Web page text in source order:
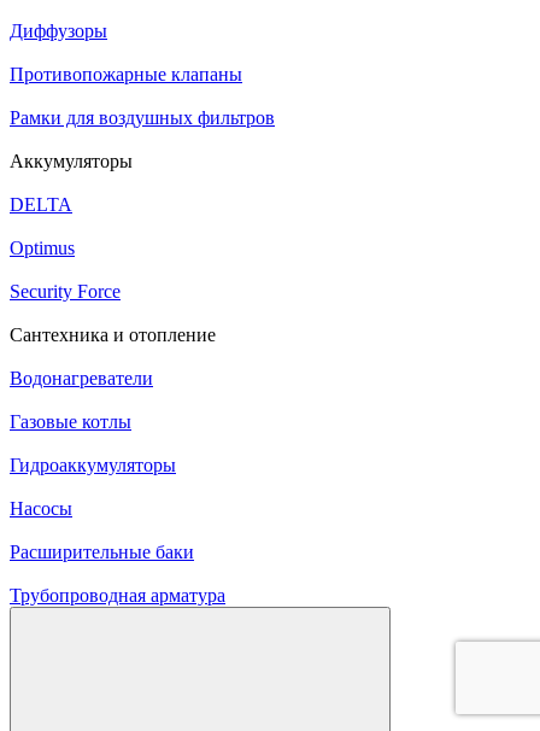
Диффузоры
Противопожарные клапаны
Рамки для воздушных фильтров
Аккумуляторы
DELTA
Optimus
Security Force
Сантехника и отопление
Водонагреватели
Газовые котлы
Гидроаккумуляторы
Насосы
Расширительные баки
Трубопроводная арматура